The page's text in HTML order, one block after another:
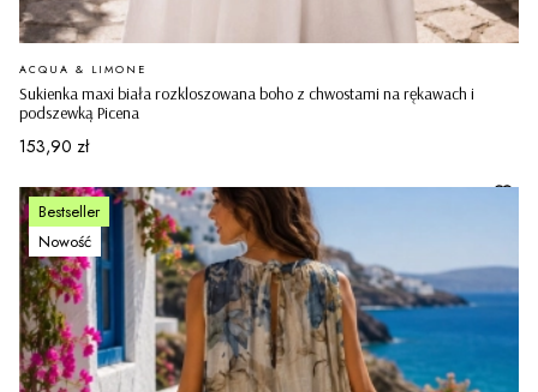
Sukienka maxi biała rozkloszowana boho z chwostami na rękawach i
podszewką Picena
PRODUCENT
ACQUA & LIMONE
Cena
153,90 zł
Bestseller
Nowość